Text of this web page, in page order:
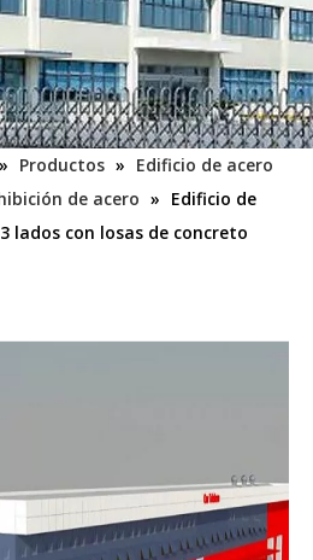
» Productos » Edificio de acero
de acero » Edificio de
lados con losas de concreto